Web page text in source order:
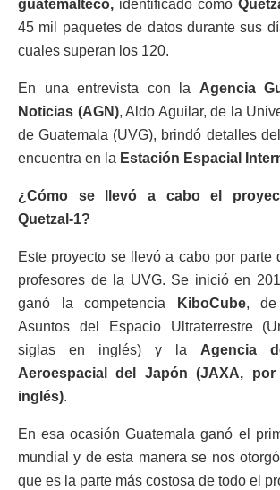
guatemalteco, identificado como
45 mil paquetes de datos durante sus
cuales superan los 120.
En una entrevista con la Agencia
Noticias (AGN), Aldo Aguilar, de la
de Guatemala (UVG), brindó detalles
encuentra en la Estación Espacial
¿Cómo se llevó a cabo el
Quetzal-1?
Este proyecto se llevó a cabo por parte
profesores de la UVG. Se inició en
ganó la competencia
KiboCube, de
Asuntos del Espacio Ultraterrestre
siglas en inglés) y la Agencia
Aeroespacial del Japón (JAXA,
inglés).
En esa ocasión Guatemala ganó el
mundial y de esta manera se nos
que es la parte más costosa de todo el